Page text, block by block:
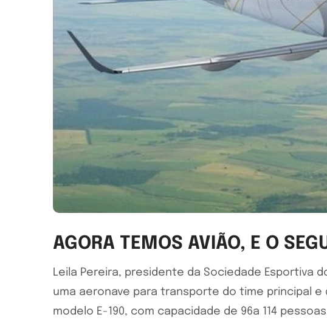
AGORA TEMOS AVIÃO, E O
Leila Pereira, presidente da Sociedade Esportiva
uma aeronave para transporte do time principal
modelo E-190, com capacidade de 96a 114